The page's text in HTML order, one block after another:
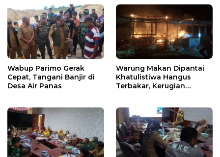
Wabup Parimo Gerak
Cepat, Tangani Banjir di
Desa Air Panas
Warung Makan Dipantai
Khatulistiwa Hangus
Terbakar, Kerugian